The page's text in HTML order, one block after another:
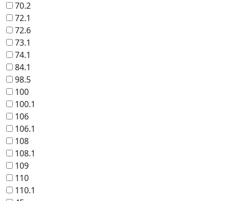
70.2
72.1
72.6
73.1
74.1
84.1
98.5
100
100.1
106
106.1
108
108.1
109
110
110.1